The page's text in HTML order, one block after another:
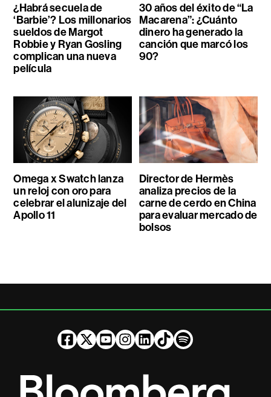
¿Habrá secuela de
‘Barbie’? Los millonarios
sueldos de Margot
Robbie y Ryan Gosling
complican una nueva
película
30 años del éxito de “La
Macarena”: ¿Cuánto
dinero ha generado la
canción que marcó los
90?
Omega x Swatch lanza
un reloj con oro para
celebrar el alunizaje del
Apollo 11
Director de Hermès
analiza precios de la
carne de cerdo en China
para evaluar mercado de
bolsos